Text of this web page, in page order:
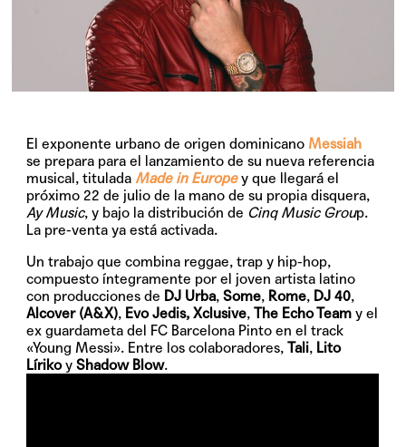
El exponente urbano de origen dominicano Messiah
se prepara para el lanzamiento de su nueva referencia
musical, titulada Made in Europey que llegará el
próximo 22 de julio de la mano de su propia disquera,
Ay Music, y bajo la distribución de Cinq Music Group.
La pre-venta ya está activada.
Un trabajo que combina reggae, trap y hip-hop,
compuesto íntegramente por el joven artista latino
con producciones de DJ Urba,Some, Rome, DJ 40,
Alcover (A&X), Evo Jedis, Xclusive,The Echo Team y el
ex guardameta del FC Barcelona Pinto en el track
«Young Messi». Entre los colaboradores,Tali, Lito
LírikoyShadow Blow.